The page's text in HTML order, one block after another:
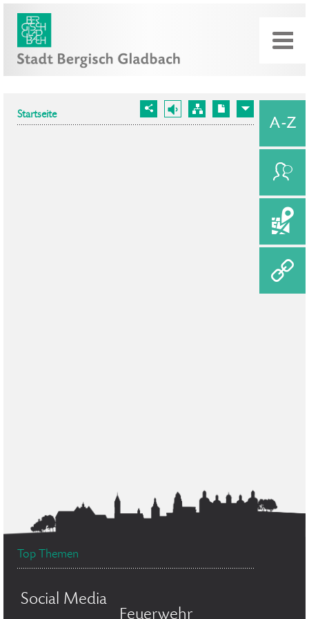
Startseite
Top Themen
Social Media
Feuerwehr